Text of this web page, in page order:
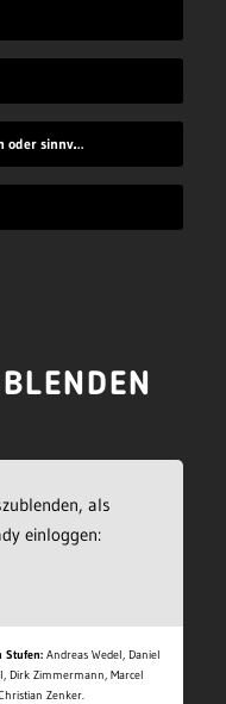
Smartphone ohne Hülle – Irrsinn oder sinnvoll?
als
einloggen:
Stufen: Andreas Wedel, Daniel
Dirk Zimmermann, Marcel
Zenker.